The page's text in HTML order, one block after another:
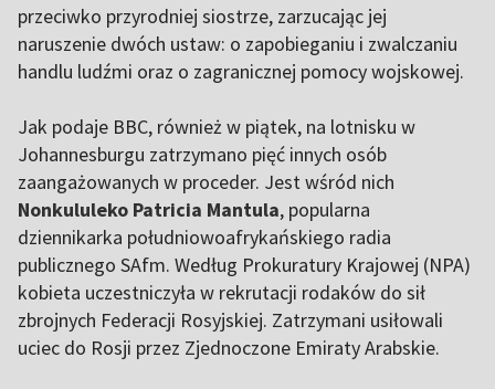
przeciwko przyrodniej siostrze, zarzucając jej
naruszenie dwóch ustaw: o zapobieganiu i zwalczaniu
handlu ludźmi oraz o zagranicznej pomocy wojskowej.
Jak podaje BBC, również w piątek, na lotnisku w
Johannesburgu zatrzymano pięć innych osób
zaangażowanych w proceder. Jest wśród nich
Nonkululeko Patricia Mantula, popularna
dziennikarka południowoafrykańskiego radia
publicznego SAfm. Według Prokuratury Krajowej (NPA)
kobieta uczestniczyła w rekrutacji rodaków do sił
zbrojnych Federacji Rosyjskiej. Zatrzymani usiłowali
uciec do Rosji przez Zjednoczone Emiraty Arabskie.